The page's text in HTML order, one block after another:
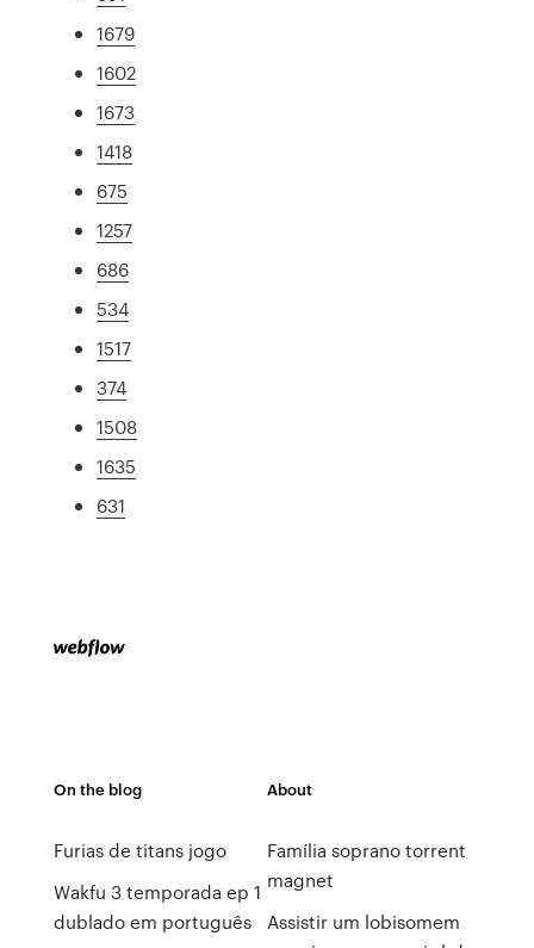
1679
1602
1673
1418
675
1257
686
534
1517
374
1508
1635
631
On the blog
Furias de titans jogo
Wakfu 3 temporada ep 1
dublado em português
About
Família soprano torrent
magnet
Assistir um lobisomem